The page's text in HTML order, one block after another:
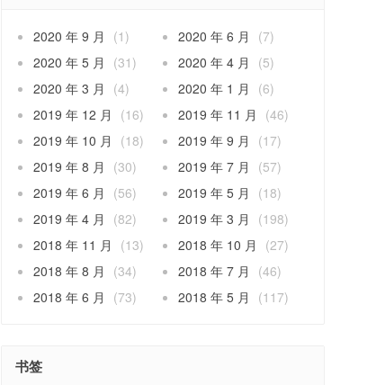
2020 年 9 月 (1) 2020 年 6 月
(7)
2020 年 5 月
(31) 2020 年 4 月
(5)
2020 年 3 月
(4) 2020 年 1 月
(6)
2019 年 12 月
(16) 2019 年 11 月
(46)
2019 年 10 月
(18) 2019 年 9 月
(17)
2019 年 8 月
(30) 2019 年 7 月
(57)
2019 年 6 月
(56) 2019 年 5 月
(18)
2019 年 4 月
(82) 2019 年 3 月
(198)
2018 年 11 月
(13) 2018 年 10 月
(27)
2018 年 8 月
(34) 2018 年 7 月
(46)
2018 年 6 月
(73) 2018 年 5 月 (117)
书签